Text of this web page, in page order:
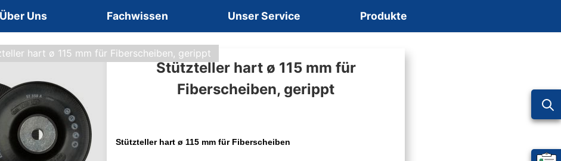
Über Uns Fachwissen Unser Service Produkte
hart ø 115 mm für Fiberscheiben, gerippt
Stützteller hart ø 115 mm für
Fiberscheiben, gerippt
Stützteller hart ø 115 mm für Fiberscheiben